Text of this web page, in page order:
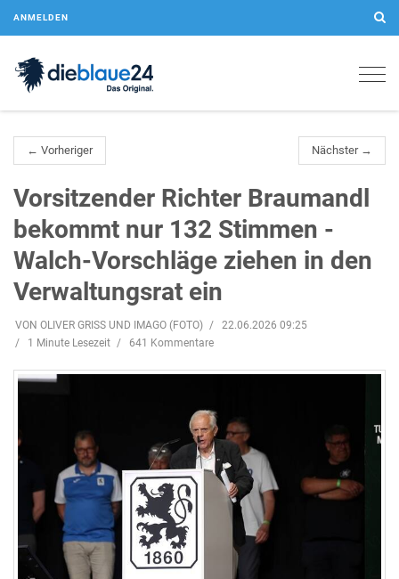
ANMELDEN
← Vorheriger Nächster →
Vorsitzender Richter Braumandl
bekommt nur 132 Stimmen -
Walch-Vorschläge ziehen in den
Verwaltungsrat ein
VON OLIVER GRISS UND IMAGO (FOTO)
22.06.2026 09:25
1 Minute Lesezeit
641 Kommentare